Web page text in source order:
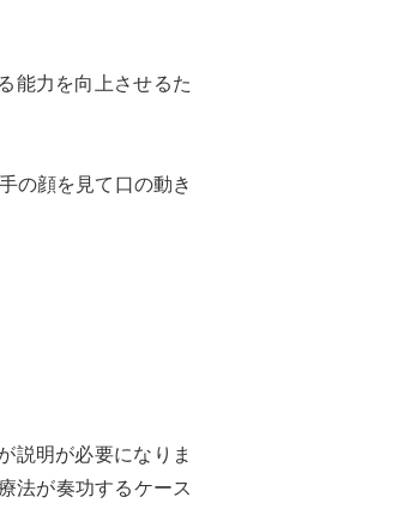
能力を向上させるた
の顔を見て口の動き
明が必要になりま
法が奏功するケース